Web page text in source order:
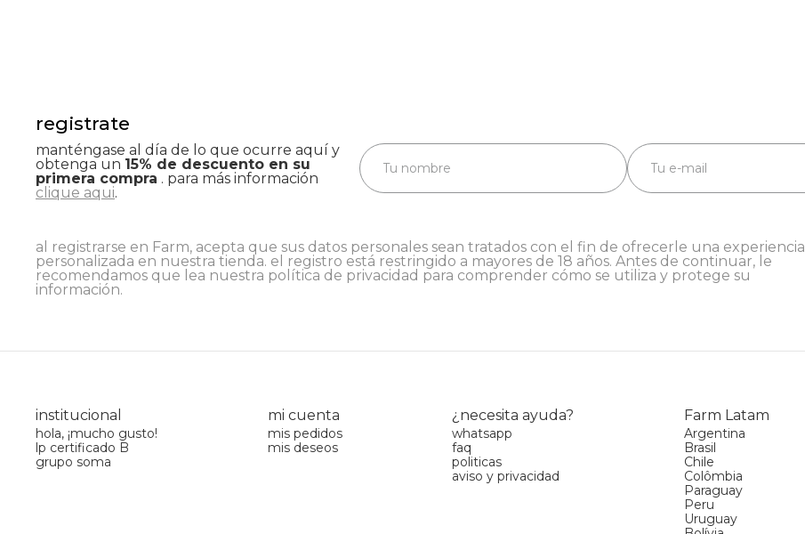
registrate
manténgase al día de lo que ocurre aquí y
obtenga un 15% de descuento en su
primera compra . para más información
clique aqui.
al registrarse en Farm, acepta que sus datos personales sean tratados con el fin de ofrecerle una experiencia
personalizada en nuestra tienda. el registro está restringido a mayores de 18 años. Antes de continuar, le
recomendamos que lea nuestra política de privacidad para comprender cómo se utiliza y protege su
información.
institucional
hola, ¡mucho gusto!
lp certificado B
grupo soma
mi cuenta
mis pedidos
mis deseos
¿necesita ayuda?
whatsapp
faq
politicas
aviso y privacidad
Farm Latam
Argentina
Brasil
Chile
Colômbia
Paraguay
Peru
Uruguay